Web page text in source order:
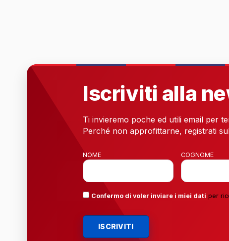
Iscriviti alla
Ti invieremo poche ed utili email per
Perché non approfittarne, registrati
NOME COGNOME
Confermo di voler inviare i miei dati per
ISCRIVITI